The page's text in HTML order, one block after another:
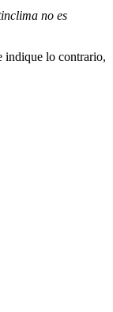
no es
indique lo contrario,